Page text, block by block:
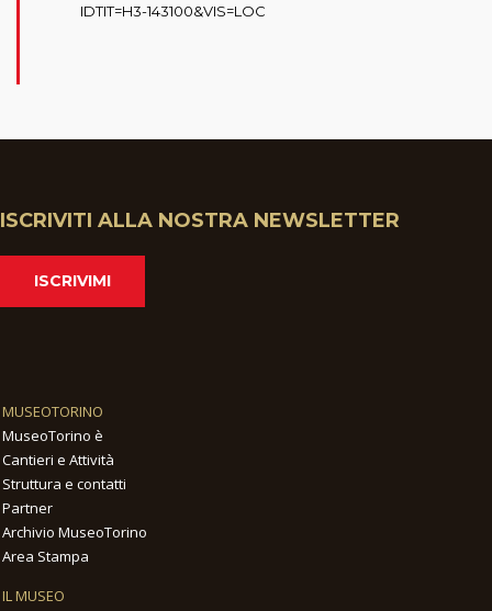
IDTIT=H3-143100&VIS=LOC
ISCRIVITI ALLA NOSTRA NEWSLETTER
ISCRIVIMI
MUSEOTORINO
MuseoTorino è
Cantieri e Attività
Struttura e contatti
Partner
Archivio MuseoTorino
Area Stampa
IL MUSEO